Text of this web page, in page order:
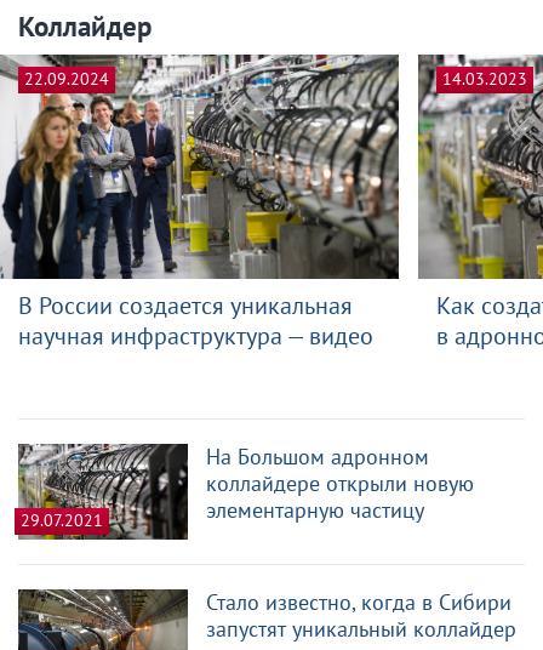
Коллайдер
22.09.2024
В России создается уникальная
научная инфраструктура — видео
14.03.2023
Как
в
29.07.2021
На Большом адронном
коллайдере открыли новую
элементарную частицу
Стало известно, когда в Сибири
запустят уникальный коллайдер